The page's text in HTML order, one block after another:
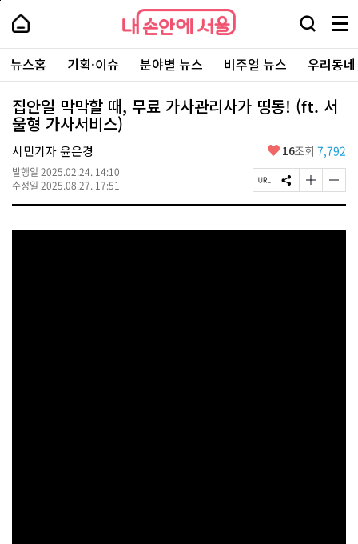
본
로
가
내
손
안
에
서
울
-
서
울
시
대
표
소
통
포
내
손
에
울
검
창
열
기
메
뉴
전
체
보
주
요
서
뉴스홈 기획·이슈 분야별 뉴스 비주얼 뉴스 우리동
집안일 막막할 때, 무료 가사관리사가 띵동! (ft. 서
울형 가사서비스)
시민기자 윤은경
발행일 2025.02.24. 14:10
수정일 2025.08.27. 17:51
좋
요
16조회 7,792
페
이
U
S
N
공
글
자
기
글
자
기
페
상
단
로